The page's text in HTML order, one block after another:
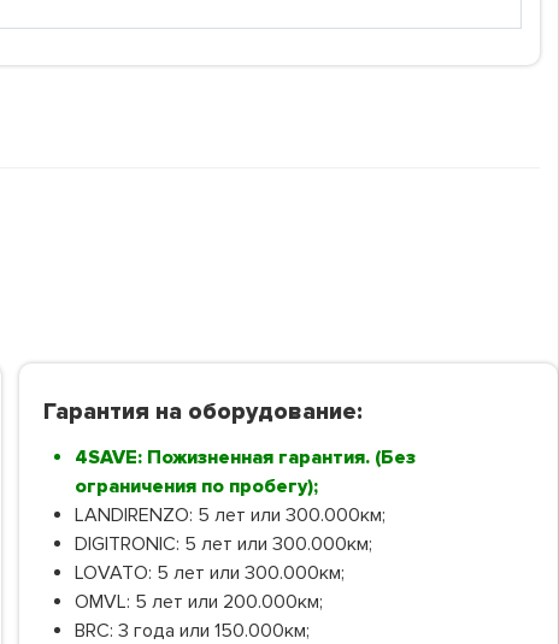
Гарантия на оборудование:
4SAVE: Пожизненная гарантия. (Без
ограничения по пробегу);
LANDIRENZO: 5 лет или 300.000км;
DIGITRONIC: 5 лет или 300.000км;
LOVATO: 5 лет или 300.000км;
OMVL: 5 лет или 200.000км;
BRC: 3 года или 150.000км;